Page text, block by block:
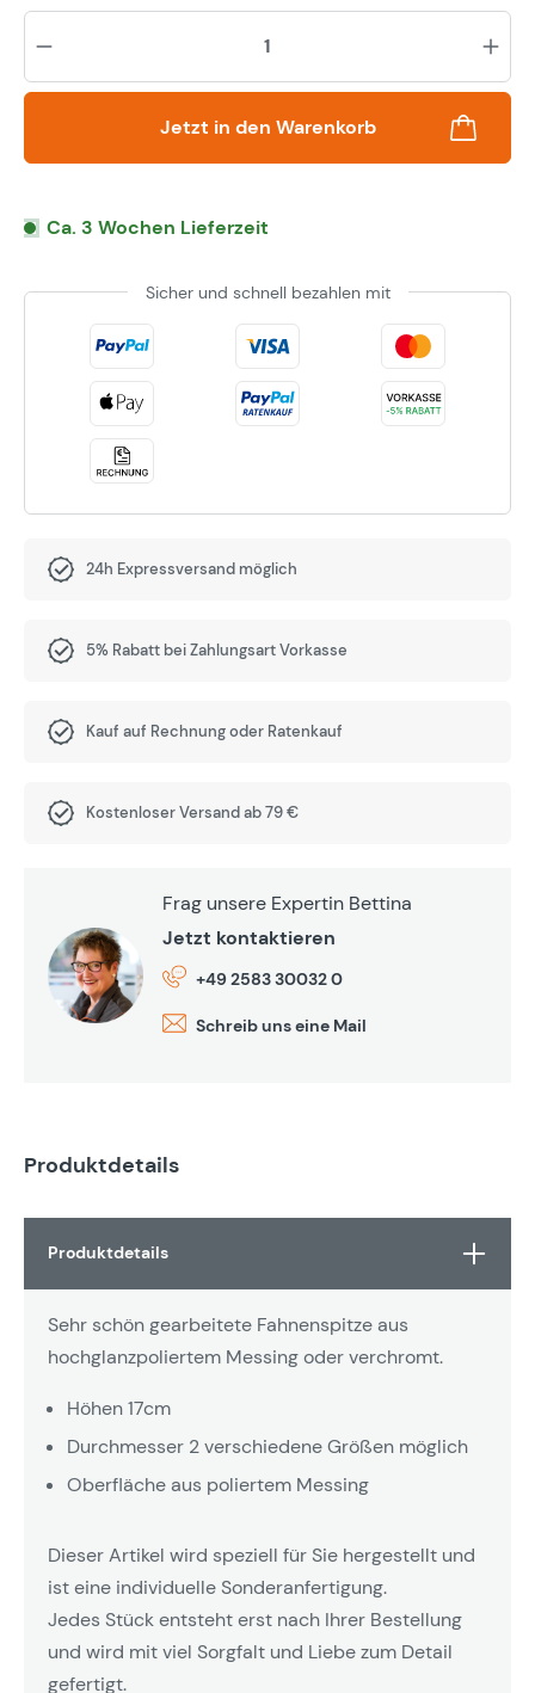
Jetzt in den Warenkorb
Ca. 3 Wochen Lieferzeit
Sicher und schnell bezahlen mit
24h Expressversand möglich
5% Rabatt bei Zahlungsart Vorkasse
Kauf auf Rechnung oder Ratenkauf
Kostenloser Versand ab 79 €
Frag unsere Expertin Bettina
Jetzt kontaktieren
+49 2583 30032 0
Schreib uns eine Mail
Produktdetails
Produktdetails
Sehr schön gearbeitete Fahnenspitze aus
hochglanzpoliertem Messing oder verchromt.
Höhen 17cm
Durchmesser 2 verschiedene Größen möglich
Oberfläche aus poliertem Messing
Dieser Artikel wird speziell für Sie hergestellt und
ist eine individuelle Sonderanfertigung.
Jedes Stück entsteht erst nach Ihrer Bestellung
und wird mit viel Sorgfalt und Liebe zum Detail
gefertigt.